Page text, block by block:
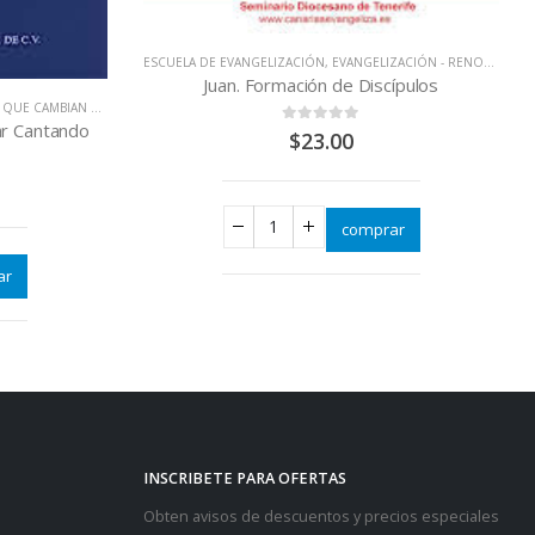
CAMBIAN VIDAS
Cantando
ESCUELA DE EVANGELIZACIÓN, EVANGELIZACIÓN - RENOVACIÓN
Juan. Formación de Discípulos
out of 5
$23.00
comprar
INSCRIBETE PARA OFERTAS
Obten avisos de descuentos y precios especiales